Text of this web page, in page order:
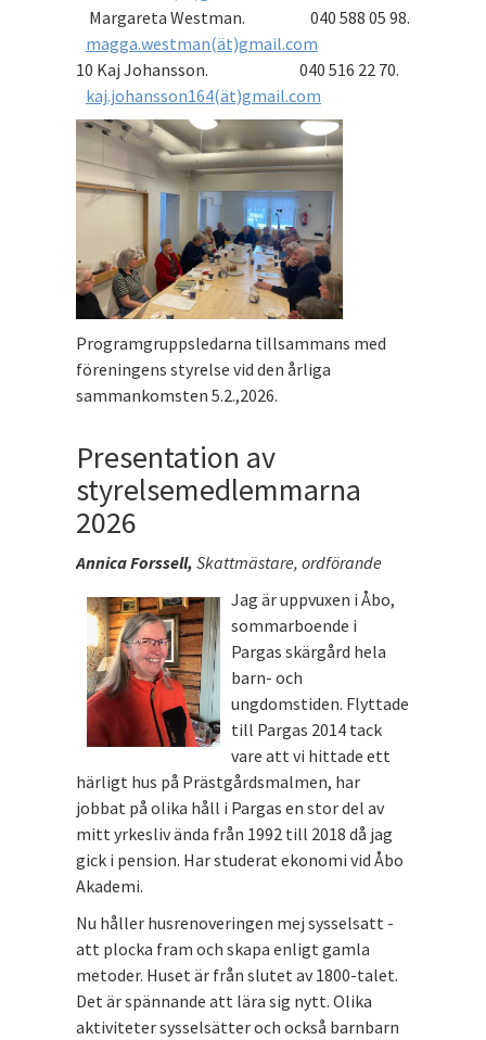
Margareta Westman. 040 588 05 98.
magga.westman(ät)gmail.com
10 Kaj Johansson. 040 516 22 70.
kaj.johansson164(ät)gmail.com
Programgruppsledarna tillsammans med
föreningens styrelse vid den årliga
sammankomsten 5.2.,2026.
Presentation av
styrelsemedlemmarna
2026
Annica Forssell, Skattmästare, ordförande
Jag är uppvuxen i Åbo,
sommarboende i
Pargas skärgård hela
barn- och
ungdomstiden. Flyttade
till Pargas 2014 tack
vare att vi hittade ett
härligt hus på Prästgårdsmalmen, har
jobbat på olika håll i Pargas en stor del av
mitt yrkesliv ända från 1992 till 2018 då jag
gick i pension. Har studerat ekonomi vid Åbo
Akademi.
Nu håller husrenoveringen mej sysselsatt -
att plocka fram och skapa enligt gamla
metoder. Huset är från slutet av 1800-talet.
Det är spännande att lära sig nytt. Olika
aktiviteter sysselsätter och också barnbarn